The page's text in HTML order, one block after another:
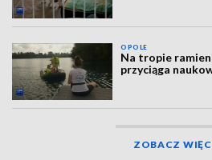
OPOLE
Na tropie
przyciąga
ZOBACZ